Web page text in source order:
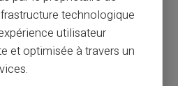
La rapidité et
en dépendent directement.
bancaire
technologique
utilisateur
et optimisée à travers un